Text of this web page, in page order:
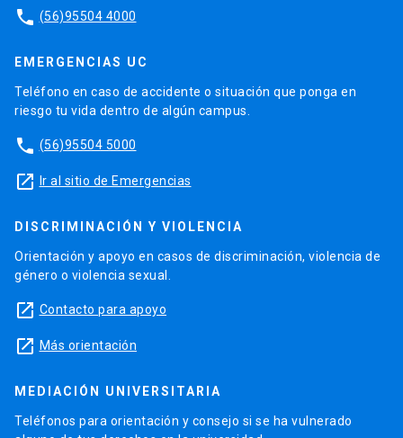
phone (56)95504 4000
EMERGENCIAS UC
Teléfono en caso de accidente o situación que ponga en
riesgo tu vida dentro de algún campus.
phone (56)95504 5000
launch Ir al sitio de Emergencias
DISCRIMINACIÓN Y VIOLENCIA
Orientación y apoyo en casos de discriminación, violencia de
género o violencia sexual.
launch Contacto para apoyo
launch Más orientación
MEDIACIÓN UNIVERSITARIA
Teléfonos para orientación y consejo si se ha vulnerado